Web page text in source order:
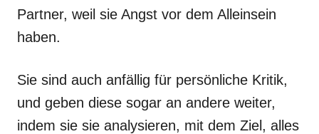
Partner, weil sie Angst vor dem Alleinsein
haben.
Sie sind auch anfällig für persönliche Kritik,
und geben diese sogar an andere weiter,
indem sie sie analysieren, mit dem Ziel, alles